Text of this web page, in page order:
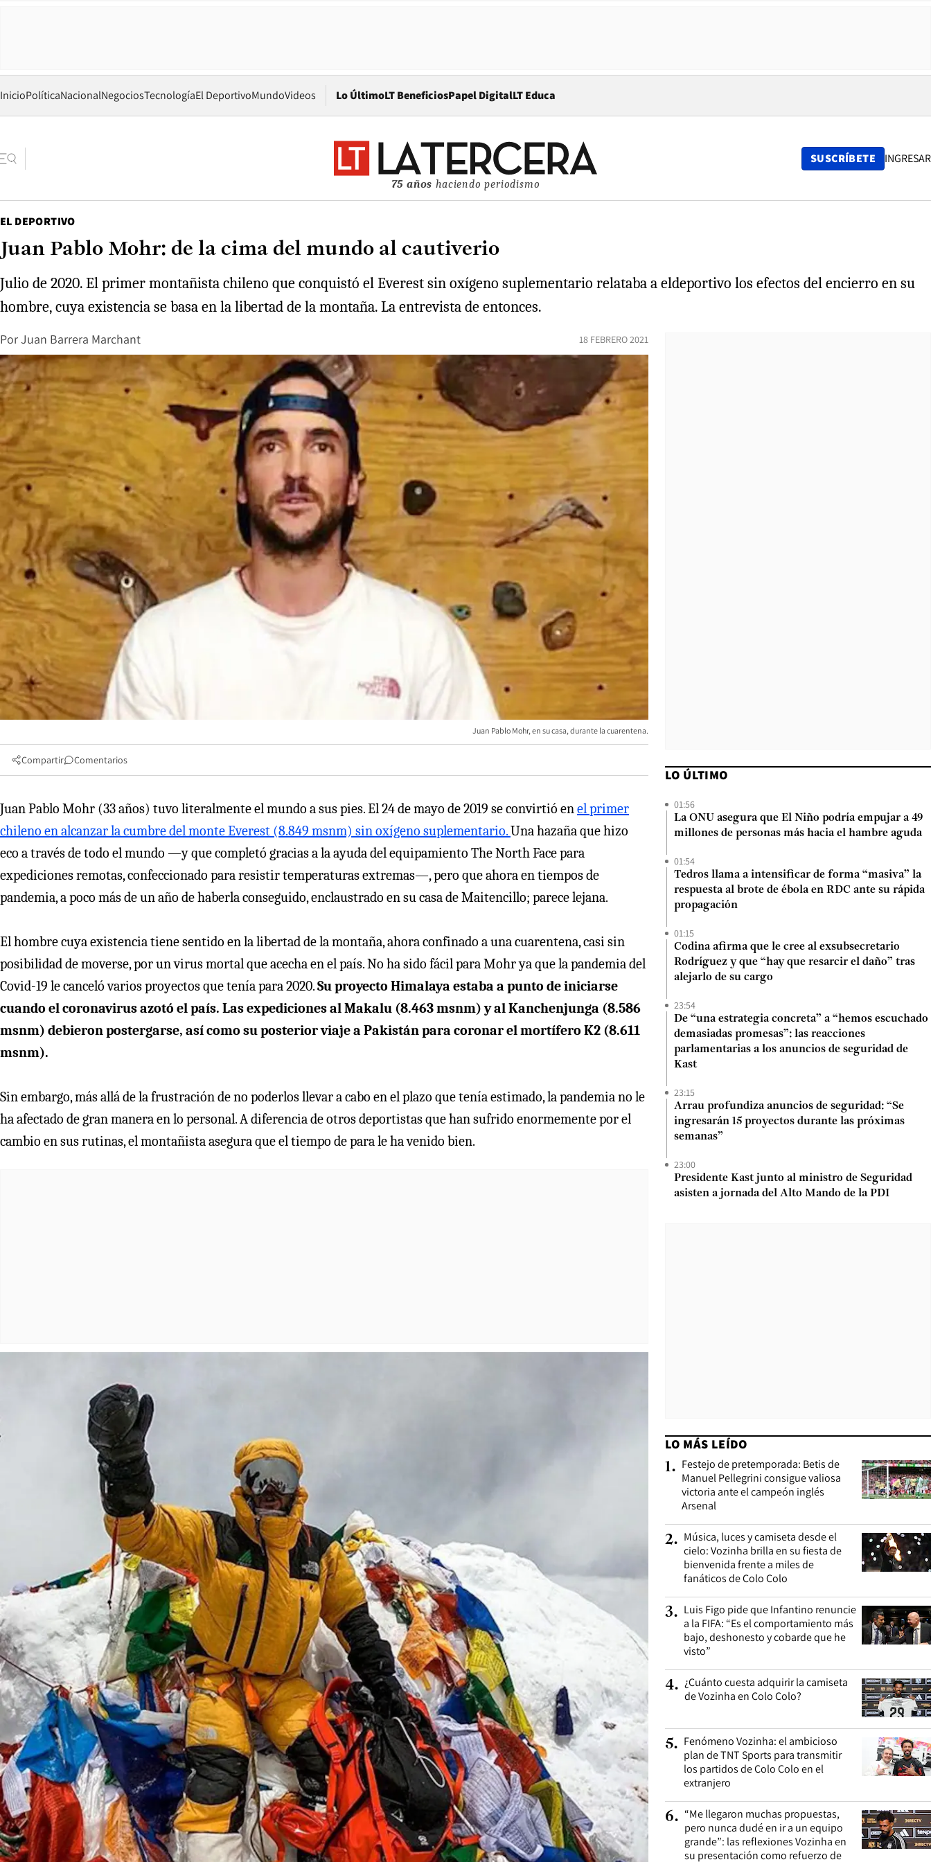
InicioPolíticaNacionalNegociosTecnologíaEl DeportivoMundoVideos Lo ÚltimoLT BeneficiosPapel DigitalOpens in new window
LT Educa
75 años haciendo periodismo
SUSCRÍBETE INGRESAR
EL DEPORTIVO
Juan Pablo Mohr: de la cima del mundo al cautiverio
Julio de 2020. El primer montañista chileno que conquistó el Everest sin oxígeno suplementario relataba a eldeportivo los efectos del encierro en su
hombre, cuya existencia se basa en la libertad de la montaña. La entrevista de entonces.
PorJuan Barrera Marchant 18 FEBRERO 2021
Juan Pablo Mohr, en su casa, durante la cuarentena.
Compartir Comentarios
Juan Pablo Mohr (33 años) tuvo literalmente el mundo a sus pies. El 24 de mayo de 2019 se convirtió enel primer
chileno en alcanzar la cumbre del monte Everest (8.849 msnm) sin oxígeno suplementario.Una hazaña que hizo
eco a través de todo el mundo —y que completó gracias a la ayuda del equipamiento The North Face para
expediciones remotas, confeccionado para resistir temperaturas extremas—, pero que ahora en tiempos de
pandemia, a poco más de un año de haberla conseguido, enclaustrado en su casa de Maitencillo; parece lejana.
El hombre cuya existencia tiene sentido en la libertad de la montaña, ahora confinado a una cuarentena, casi sin
posibilidad de moverse, por un virus mortal que acecha en el país. No ha sido fácil para Mohr ya que la pandemia del
Covid-19 le canceló varios proyectos que tenía para 2020.Su proyecto Himalaya estaba a punto de iniciarse
cuando el coronavirus azotó el país. Las expediciones al Makalu (8.463 msnm) y al Kanchenjunga (8.586
msnm) debieron postergarse, así como su posterior viaje a Pakistán para coronar el mortífero K2 (8.611
msnm).
Sin embargo, más allá de la frustración de no poderlos llevar a cabo en el plazo que tenía estimado, la pandemia no le
ha afectado de gran manera en lo personal. A diferencia de otros deportistas que han sufrido enormemente por el
cambio en sus rutinas, el montañista asegura que el tiempo de para le ha venido bien.
LO ÚLTIMO
01:56
La ONU asegura que El Niño podría empujar a 49
millones de personas más hacia el hambre aguda
01:54
Tedros llama a intensificar de forma “masiva” la
respuesta al brote de ébola en RDC ante su rápida
propagación
01:15
Codina afirma que le cree al exsubsecretario
Rodríguez y que “hay que resarcir el daño” tras
alejarlo de su cargo
23:54
De “una estrategia concreta” a “hemos escuchado
demasiadas promesas”: las reacciones
parlamentarias a los anuncios de seguridad de
Kast
23:15
Arrau profundiza anuncios de seguridad: “Se
ingresarán 15 proyectos durante las próximas
semanas”
23:00
Presidente Kast junto al ministro de Seguridad
asisten a jornada del Alto Mando de la PDI
LO MÁS LEÍDO
1. Festejo de pretemporada: Betis de
Manuel Pellegrini consigue valiosa
victoria ante el campeón inglés
Arsenal
2. Música, luces y camiseta desde el
cielo: Vozinha brilla en su fiesta de
bienvenida frente a miles de
fanáticos de Colo Colo
3. Luis Figo pide que Infantino renuncie
a la FIFA: “Es el comportamiento más
bajo, deshonesto y cobarde que he
visto”
4. ¿Cuánto cuesta adquirir la camiseta
de Vozinha en Colo Colo?
5. Fenómeno Vozinha: el ambicioso
plan de TNT Sports para transmitir
los partidos de Colo Colo en el
extranjero
6. “Me llegaron muchas propuestas,
pero nunca dudé en ir a un equipo
grande”: las reflexiones Vozinha en
su presentación como refuerzo de